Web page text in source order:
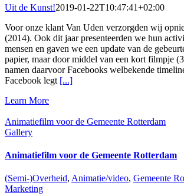
Uit de Kunst!2019-01-22T10:47:41+02:00
Voor onze klant Van Uden verzorgden wij
(2014). Ook dit jaar presenteerden we hun
mensen en gaven we een update van de
papier, maar door middel van een kort filmpje
namen daarvoor Facebooks welbekende
Facebook legt [...]
Learn More
Animatiefilm voor de Gemeente Rotterdam
Gallery
Animatiefilm voor de Gemeente Rotterdam
(Semi-)Overheid, Animatie/video, Gemeente
Marketing